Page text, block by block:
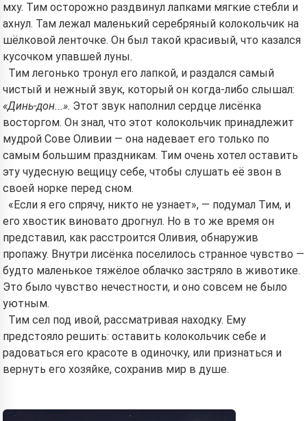
мху. Тим осторожно раздвинул лапками мягкие стебли и
ахнул. Там лежал маленький серебряный колокольчик на
шёлковой ленточке. Он был такой красивый, что казался
кусочком упавшей луны.
Тим легонько тронул его лапкой, и раздался самый
чистый и нежный звук, который он когда-либо слышал:
«Динь-дон...». Этот звук наполнил сердце лисёнка
восторгом. Он знал, что этот колокольчик принадлежит
мудрой Сове Оливии — она надевает его только по
самым большим праздникам. Тим очень хотел оставить
эту чудесную вещицу себе, чтобы слушать её звон в
своей норке перед сном.
«Если я его спрячу, никто не узнает», — подумал Тим, и
его хвостик виновато дрогнул. Но в то же время он
представил, как расстроится Оливия, обнаружив
пропажу. Внутри лисёнка поселилось странное чувство —
будто маленькое тяжёлое облачко застряло в животике.
Это было чувство нечестности, и оно совсем не было
уютным.
Тим сел под ивой, рассматривая находку. Ему
предстояло решить: оставить колокольчик себе и
радоваться его красоте в одиночку, или признаться и
вернуть его хозяйке, сохранив мир в душе.
Hi! I am Storiko 👋
I tell magical bedtime stories for
your kids 🌟
Read a story